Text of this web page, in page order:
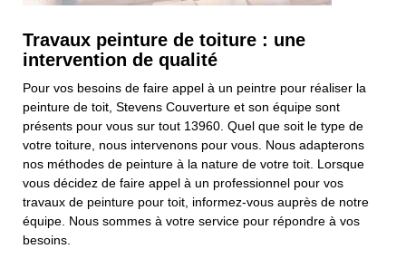
Travaux peinture de toiture : une
intervention de qualité
Pour vos besoins de faire appel à un peintre pour réaliser la
peinture de toit, Stevens Couverture et son équipe sont
présents pour vous sur tout 13960. Quel que soit le type de
votre toiture, nous intervenons pour vous. Nous adapterons
nos méthodes de peinture à la nature de votre toit. Lorsque
vous décidez de faire appel à un professionnel pour vos
travaux de peinture pour toit, informez-vous auprès de notre
équipe. Nous sommes à votre service pour répondre à vos
besoins.